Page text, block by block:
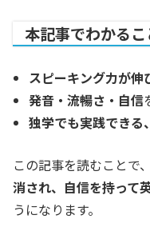
本記事でわかるこ
スピーキング力が伸
発音・流暢さ・自信
独学でも実践できる
この記事を読むことで、
消され、自信を持って
うになります。